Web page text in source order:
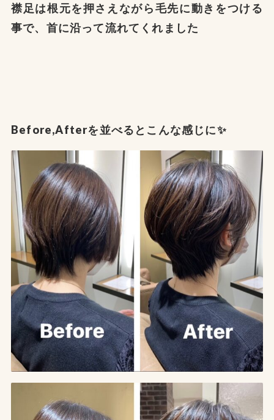
襟足は根元を押さえながら毛先に動きをつける
事で、首に沿って流れてくれました
Before,Afterを並べるとこんな感じに✨